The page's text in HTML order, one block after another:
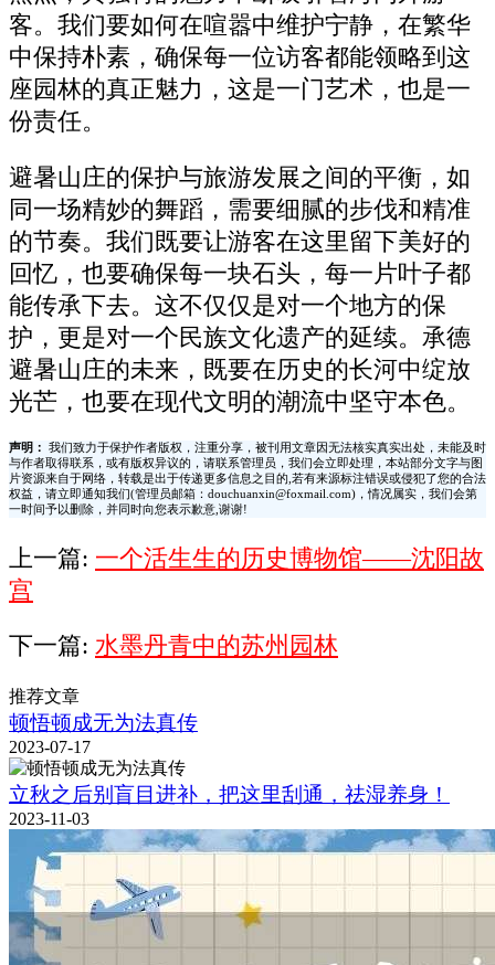
客。我们要如何在喧嚣中维护宁静，在繁华
中保持朴素，确保每一位访客都能领略到这
座园林的真正魅力，这是一门艺术，也是一
份责任。
避暑山庄的保护与旅游发展之间的平衡，如
同一场精妙的舞蹈，需要细腻的步伐和精准
的节奏。我们既要让游客在这里留下美好的
回忆，也要确保每一块石头，每一片叶子都
能传承下去。这不仅仅是对一个地方的保
护，更是对一个民族文化遗产的延续。承德
避暑山庄的未来，既要在历史的长河中绽放
光芒，也要在现代文明的潮流中坚守本色。
声明：
我们致力于保护作者版权，注重分享，被刊用文章因无法核实真实出处，未能及时
与作者取得联系，或有版权异议的，请联系管理员，我们会立即处理，本站部分文字与图
片资源来自于网络，转载是出于传递更多信息之目的,若有来源标注错误或侵犯了您的合法
权益，请立即通知我们(管理员邮箱：douchuanxin@foxmail.com)，情况属实，我们会第
一时间予以删除，并同时向您表示歉意,谢谢!
上一篇: 一个活生生的历史博物馆——沈阳故
宫
下一篇: 水墨丹青中的苏州园林
推荐文章
顿悟顿成无为法真传
2023-07-17
立秋之后别盲目进补，把这里刮通，祛湿养身！
2023-11-03